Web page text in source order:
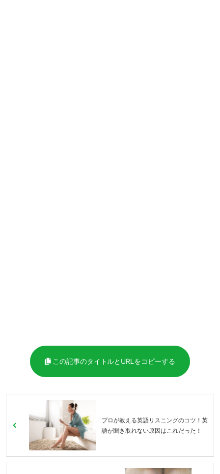
この記事のタイトルとURLをコピーする
プロが教える英語リスニングのコツ！英
語が聞き取れない原因はこれだった！